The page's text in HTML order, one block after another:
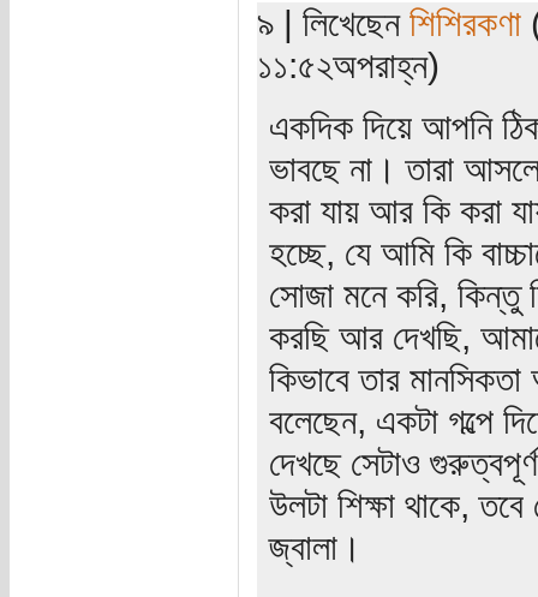
৯ | লিখেছেন শিশিরকণা
১১:৫২অপরাহ্ন)
একদিক দিয়ে আপনি
ভাবছে না। তারা আসলে
করা যায় আর কি করা
হচ্ছে, যে আমি কি
সোজা মনে করি, কিন্তু
করছি আর দেখছি,
কিভাবে তার
বলেছেন, একটা গল্পে
দেখছে সেটাও
উলটা শিক্ষা থাকে,
জ্বালা।